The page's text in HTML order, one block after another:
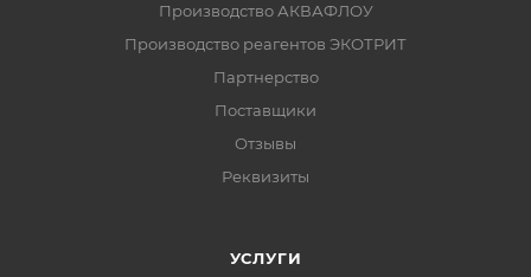
Производство АКВАФЛОУ
Производство реагентов ЭКОТРИТ
Партнерство
Поставщики
Отзывы
Реквизиты
УСЛУГИ